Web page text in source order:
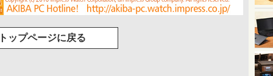
ップページに戻る